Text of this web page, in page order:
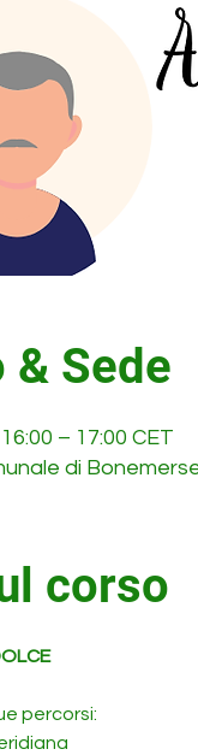
& Sede
– 17:00 CET
di
corso
percorsi: